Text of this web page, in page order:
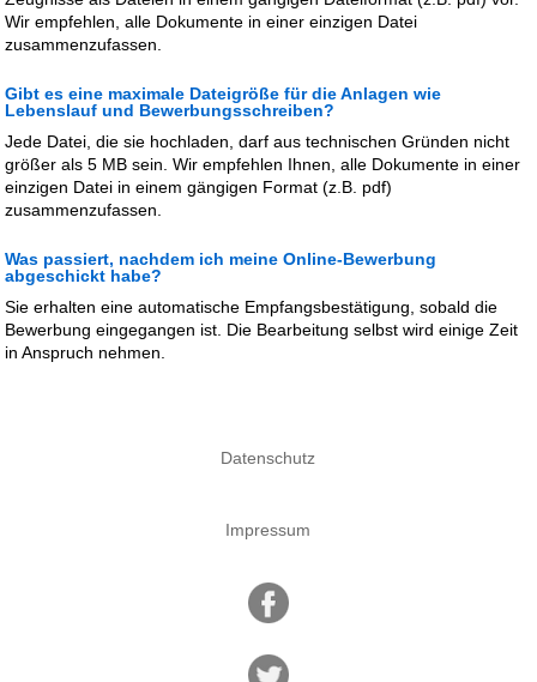
Wir empfehlen, alle Dokumente in einer einzigen Datei
zusammenzufassen.
Gibt es eine maximale Dateigröße für die Anlagen wie
Lebenslauf und Bewerbungsschreiben?
Jede Datei, die sie hochladen, darf aus technischen Gründen nicht
größer als 5 MB sein. Wir empfehlen Ihnen, alle Dokumente in einer
einzigen Datei in einem gängigen Format (z.B. pdf)
zusammenzufassen.
Was passiert, nachdem ich meine Online-Bewerbung
abgeschickt habe?
Sie erhalten eine automatische Empfangsbestätigung, sobald die
Bewerbung eingegangen ist. Die Bearbeitung selbst wird einige Zeit
in Anspruch nehmen.
Datenschutz
Impressum